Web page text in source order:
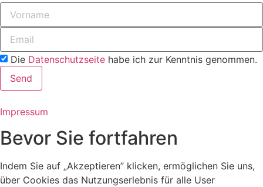
Die Datenschutzseite habe ich zur Kenntnis genommen.
Send
Impressum
Bevor Sie fortfahren
Indem Sie auf „Akzeptieren” klicken, ermöglichen Sie uns,
über Cookies das Nutzungserlebnis für alle User